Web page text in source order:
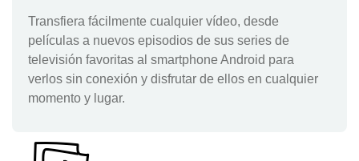
Transfiera fácilmente cualquier vídeo, desde
películas a nuevos episodios de sus series de
televisión favoritas al smartphone Android para
verlos sin conexión y disfrutar de ellos en cualquier
momento y lugar.